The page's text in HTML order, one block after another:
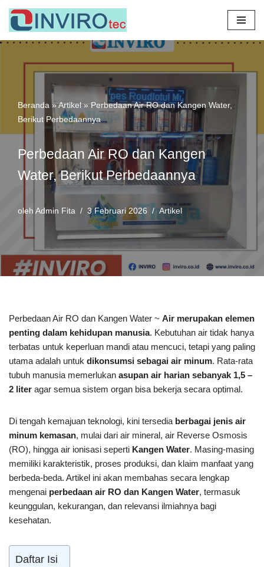
Lompat
ke
konten
Beranda »Artikel»Perbedaan Air RO dan Kangen Water,
Berikut Perbedaannya
Perbedaan Air RO dan Kangen
Water, Berikut Perbedaannya
oleh Admin Fita 3 Februari 2026 Artikel
Perbedaan Air RO dan Kangen Water ~ Air merupakan elemen
penting dalam kehidupan manusia. Kebutuhan air tidak hanya
terbatas untuk keperluan mandi atau mencuci, tetapi yang paling
utama adalah untuk dikonsumsi sebagai air minum. Rata-rata
tubuh manusia memerlukan asupan air harian sebanyak 1,5 –
2 liter agar semua sistem organ bisa bekerja secara optimal.
Di tengah kemajuan teknologi, kini tersedia berbagai jenis air
minum kemasan, mulai dari air mineral, air Reverse Osmosis
(RO), hingga air ionisasi seperti Kangen Water. Masing-masing
memiliki karakteristik, proses produksi, dan klaim manfaat yang
berbeda-beda. Artikel ini akan membahas secara lengkap
mengenai perbedaan air RO dan Kangen Water, termasuk
keunggulan, kekurangan, dan relevansi ilmiahnya bagi
kesehatan.
Daftar Isi